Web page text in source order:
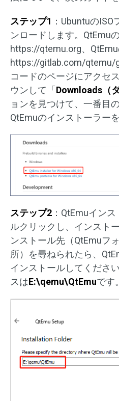
ステップ1 ：Ubuntuの
ンロードします。QtEmu
https://qtemu.org、QtEmu
https://gitlab.com/qtemu/
コードのページにアクセ
ウンして「Downloads（
ョンを見つけて、一番目
QtEmuのインストーラー
ステップ2 ：QtEmuイン
ルクリックし、インスト
ンストール先（QtEmuフ
所）を尋ねられたら、
インストールしてくださ
スはE:\qemu\QtEmuです。